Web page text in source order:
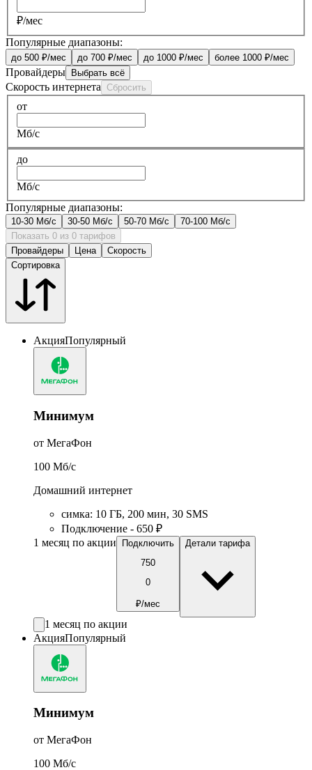
₽/мес
Популярные диапазоны:
до 500 ₽/мес до 700 ₽/мес до 1000 ₽/мес более 1000 ₽/мес
Провайдеры Выбрать всё
Скорость интернета Сбросить
от
Мб/с
до
Мб/с
Популярные диапазоны:
10-30 Мб/с 30-50 Мб/с 50-70 Мб/с
70-100 Мб/с
Показать 0 из 0 тарифов
Провайдеры
Цена
Скорость
Сортировка
АкцияПопулярный
Минимум
от МегаФон
100 Мб/c
Домашний интернет
симка: 10 ГБ, 200 мин, 30 SMS
Подключение - 650 ₽
1 месяц по акции
Подключить
750
0
₽/мес
Детали тарифа
1 месяц по акции
АкцияПопулярный
Минимум
от МегаФон
100 Мб/c